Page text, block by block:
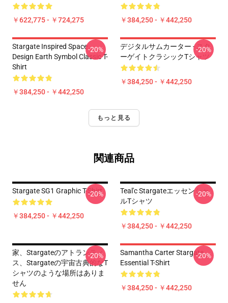
￥622,775 - ￥724,275 ￥384,250 - ￥442,250
Stargate Inspired Space
Design Earth Symbol Classic T-
Shirt
￥384,250 - ￥442,250
-20%
デジタルサムカーター - スタ
ーゲイトクラシックTシャツ
￥384,250 - ￥442,250
-20%
もっと見る
関連商品
Stargate SG1 Graphic T-Shirt
￥384,250 - ￥442,250
-20%
Teal'c Stargateエッセンシャ
ルTシャツ
￥384,250 - ￥442,250
-20%
家、Stargateのアトランティ
ス、Stargateの宇宙古典的なT
シャツのような場所はありま
せん
-20%
Samantha Carter Stargate
Essential T-Shirt
￥384,250 - ￥442,250
-20%